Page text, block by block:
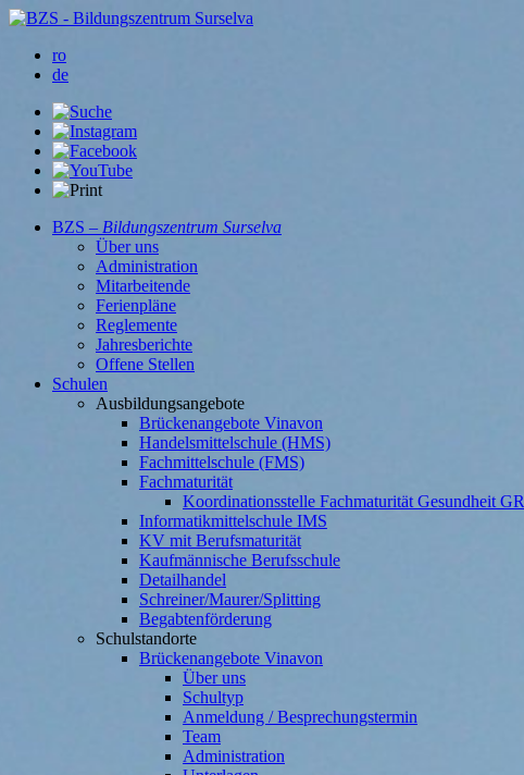
ro
de
BZS – Bildungszentrum Surselva
Über uns
Administration
Mitarbeitende
Ferienpläne
Reglemente
Jahresberichte
Offene Stellen
Schulen
Ausbildungsangebote
Brückenangebote Vinavon
Handelsmittelschule (HMS)
Fachmittelschule (FMS)
Fachmaturität
Koordinationsstelle Fachmaturität Gesundheit GR
Informatikmittelschule IMS
KV mit Berufsmaturität
Kaufmännische Berufsschule
Detailhandel
Schreiner/Maurer/Splitting
Begabtenförderung
Schulstandorte
Brückenangebote Vinavon
Über uns
Schultyp
Anmeldung / Besprechungstermin
Team
Administration